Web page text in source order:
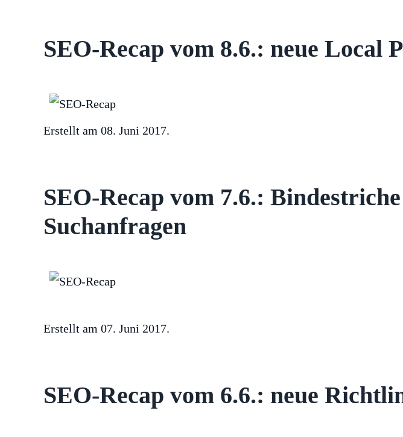
SEO-Recap vom 8.6.: neue Local
Erstellt am 08. Juni 2017.
SEO-Recap vom 7.6.:
Suchanfragen
Erstellt am 07. Juni 2017.
SEO-Recap vom 6.6.: neue